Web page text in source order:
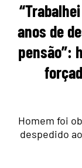
anos de
pensão”:
Homem foi
despedido